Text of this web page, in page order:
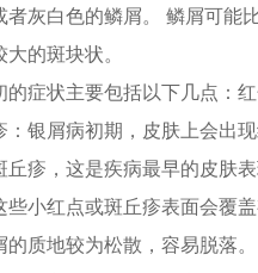
者灰白色的鳞屑。 鳞屑可能
的斑块状。
的症状主要包括以下几点：
：银屑病初期，皮肤上会出
丘疹，这是疾病最早的皮肤
些小红点或斑丘疹表面会覆
的质地较为松散，容易脱落。